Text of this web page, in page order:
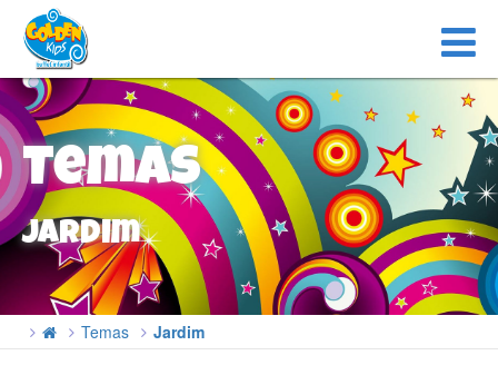
Temas
Jardim
Temas Jardim